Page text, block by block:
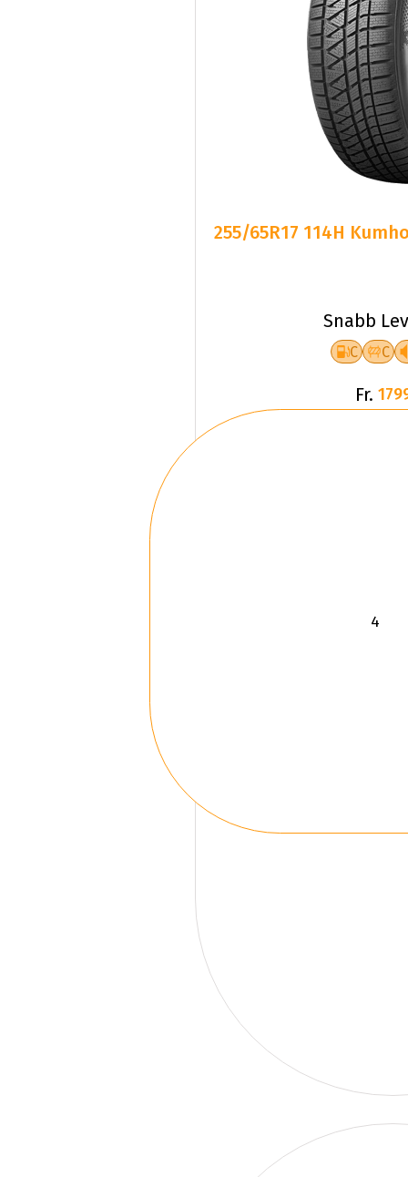
255/65R17 114H
Snabb
C C
Fr.